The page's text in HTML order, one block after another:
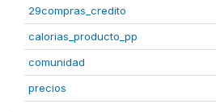
29compras_credito
calorias_producto_pp
comunidad
precios